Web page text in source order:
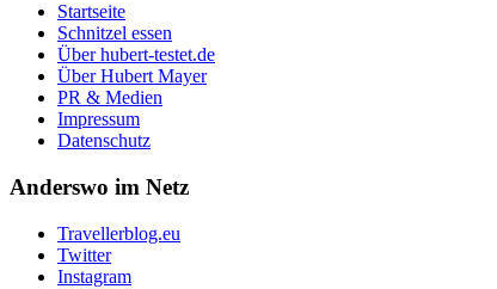
Startseite
Schnitzel essen
Über hubert-testet.de
Über Hubert Mayer
PR & Medien
Impressum
Datenschutz
Anderswo im Netz
Travellerblog.eu
Twitter
Instagram